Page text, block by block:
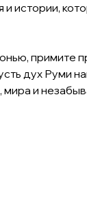
и истории,
примите
дух Руми
мира и